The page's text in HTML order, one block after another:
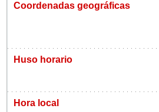
Coordenadas geográficas
Huso horario
Hora local